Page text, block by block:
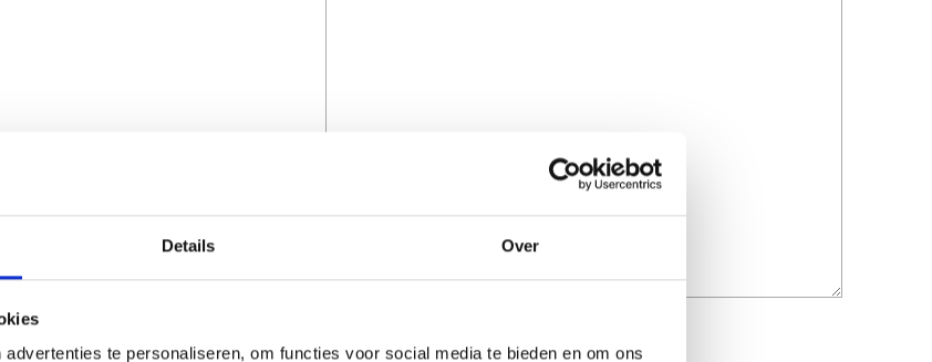
Details Over
te personaliseren, om functies voor social media te bieden en om ons